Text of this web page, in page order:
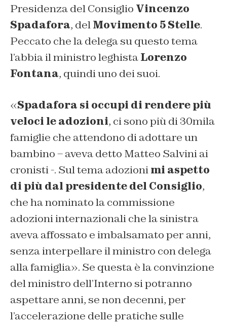
Presidenza del Consiglio Vincenzo
Spadafora, delMovimento 5 Stelle.
Peccato che la delega su questo tema
l’abbia il ministro leghistaLorenzo
Fontana, quindi uno dei suoi.
«Spadafora si occupi di rendere più
veloci le adozioni, ci sono più di 30mila
famiglie che attendono di adottare un
bambino – aveva detto Matteo Salvini ai
cronisti -. Sul tema adozionimi aspetto
di più dal presidente del Consiglio,
che ha nominato la commissione
adozioni internazionali che la sinistra
aveva affossato e imbalsamato per anni,
senza interpellare il ministro con delega
alla famiglia». Se questa è la convinzione
del ministro dell’Interno si potranno
aspettare anni, se non decenni, per
l’accelerazione delle pratiche sulle